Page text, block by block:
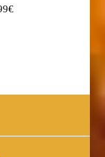
€Preisspanne: